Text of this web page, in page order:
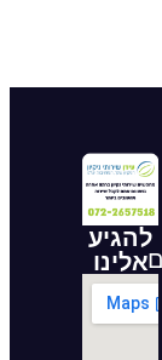
להגיע
אלינו